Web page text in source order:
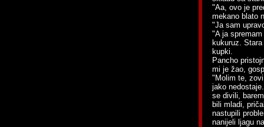
"Aa, ovo je
mekano blato
"Ja sam
"A ja
kukuruz.
kupki.
Pancho
mi je žao,
"Molim te,
jako
se divili,
bili mladi,
nastupili
nanijeli ljagu